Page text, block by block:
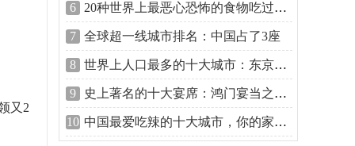
又2
6 20种世界上最恶心恐怖的食物吃过三出种
7 全球超一线城市排名：中国占了3座
8 世界上人口最多的十大城市：东京人口超
9 史上著名的十大宴席：鸿门宴当之无愧夺
10 中国最爱吃辣的十大城市，你的家乡上榜